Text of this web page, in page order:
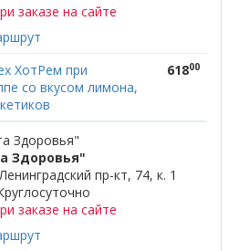
заказе на сайте
ХотРем при
со вкусом лимона,
61800
Здоровья"
пр-кт, 74, к. 1
заказе на сайте